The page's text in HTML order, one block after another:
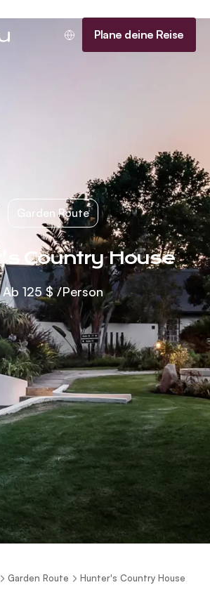
Plane deine Reise
Garden Route
Country House
Ab 125 $/Person
Garden Route Hunter's Country House